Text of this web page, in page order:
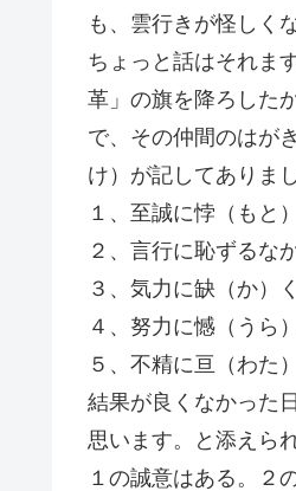
も、雲行きが怪しく
ちょっと話はそれま
革」の旗を降ろした
で、その仲間のはが
け）が記してありまし
１、至誠に悖（もと
２、言行に恥ずるな
３、気力に缺（か）
４、努力に憾（うら
５、不精に亘（わた
結果が良くなかった
思います。と添えら
１の誠意はある。２